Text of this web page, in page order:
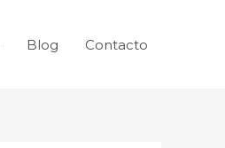
Blog Contacto